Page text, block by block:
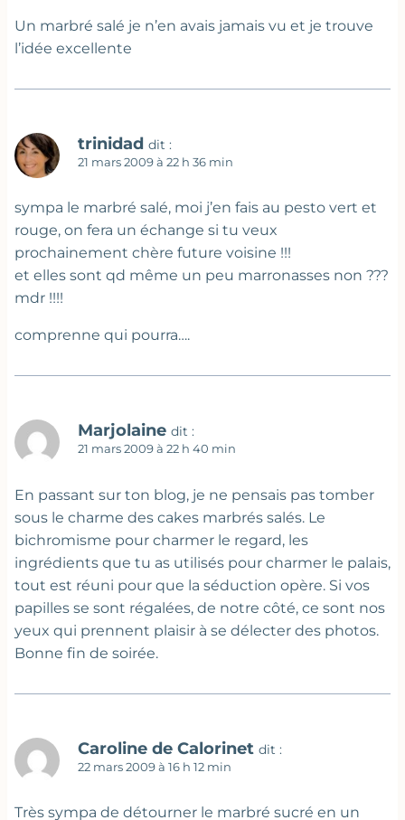
Un marbré salé je n’en avais jamais vu et je trouve
l’idée excellente
trinidad dit :
21 mars 2009 à 22 h 36 min
sympa le marbré salé, moi j’en fais au pesto vert et
rouge, on fera un échange si tu veux
prochainement chère future voisine !!!
et elles sont qd même un peu marronasses non ???
mdr !!!!
comprenne qui pourra….
Marjolaine dit :
21 mars 2009 à 22 h 40 min
En passant sur ton blog, je ne pensais pas tomber
sous le charme des cakes marbrés salés. Le
bichromisme pour charmer le regard, les
ingrédients que tu as utilisés pour charmer le palais,
tout est réuni pour que la séduction opère. Si vos
papilles se sont régalées, de notre côté, ce sont nos
yeux qui prennent plaisir à se délecter des photos.
Bonne fin de soirée.
Caroline de Calorinet dit :
22 mars 2009 à 16 h 12 min
Très sympa de détourner le marbré sucré en un